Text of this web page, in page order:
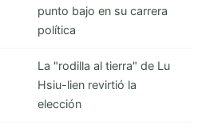
punto bajo en su carrera
política
La "rodilla al tierra" de Lu
Hsiu-lien revirtió la
elección